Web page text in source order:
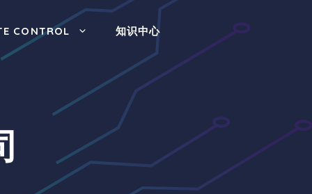
CONTROL 知识中心